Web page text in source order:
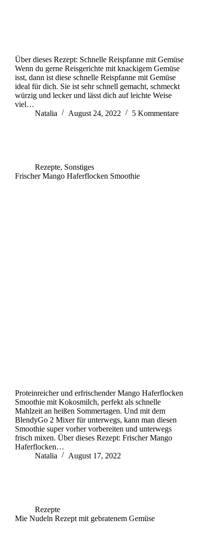
Über dieses Rezept: Schnelle Reispfanne mit Gemüse
Wenn du gerne Reisgerichte mit knackigem Gemüse
isst, dann ist diese schnelle Reispfanne mit Gemüse
ideal für dich. Sie ist sehr schnell gemacht, schmeckt
würzig und lecker und lässt dich auf leichte Weise
viel…
Natalia
August 24, 2022 5 Kommentare
Rezepte, Sonstiges
Frischer Mango Haferflocken Smoothie
Proteinreicher und erfrischender Mango Haferflocken
Smoothie mit Kokosmilch, perfekt als schnelle
Mahlzeit an heißen Sommertagen. Und mit dem
BlendyGo 2 Mixer für unterwegs, kann man diesen
Smoothie super vorher vorbereiten und unterwegs
frisch mixen. Über dieses Rezept: Frischer Mango
Haferflocken…
Natalia
August 17, 2022
Rezepte
Mie Nudeln Rezept mit gebratenem Gemüse